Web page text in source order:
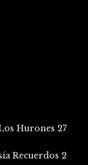
Hurones 27
Recuerdos 2